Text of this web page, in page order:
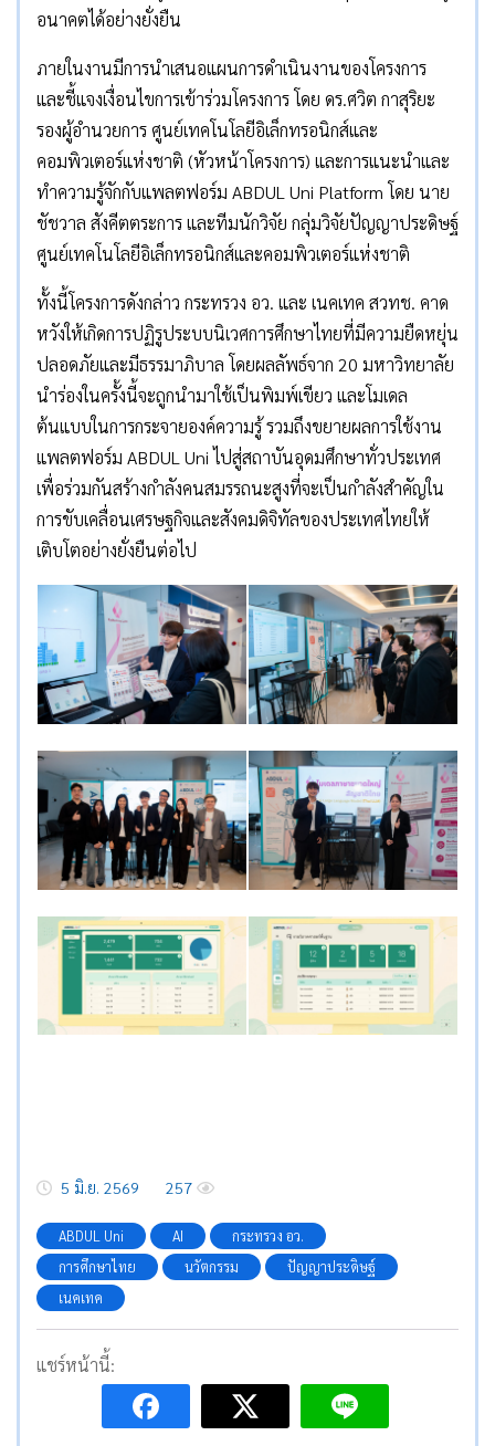
อนาคตได้อย่างยั่งยืน
ภายในงานมีการนำเสนอแผนการดำเนินงานของโครงการ
และชี้แจงเงื่อนไขการเข้าร่วมโครงการ โดย ดร.ศวิต กาสุริยะ
รองผู้อำนวยการ ศูนย์เทคโนโลยีอิเล็กทรอนิกส์และ
คอมพิวเตอร์แห่งชาติ (หัวหน้าโครงการ) และการแนะนำและ
ทำความรู้จักกับแพลตฟอร์ม ABDUL Uni Platform โดย นาย
ชัชวาล สังคีตตระการ และทีมนักวิจัย กลุ่มวิจัยปัญญาประดิษฐ์
ศูนย์เทคโนโลยีอิเล็กทรอนิกส์และคอมพิวเตอร์แห่งชาติ
ทั้งนี้โครงการดังกล่าว กระทรวง อว. และ เนคเทค สวทช. คาด
หวังให้เกิดการปฏิรูประบบนิเวศการศึกษาไทยที่มีความยืดหยุ่น
ปลอดภัยและมีธรรมาภิบาล โดยผลลัพธ์จาก 20 มหาวิทยาลัย
นำร่องในครั้งนี้จะถูกนำมาใช้เป็นพิมพ์เขียว และโมเดล
ต้นแบบในการกระจายองค์ความรู้ รวมถึงขยายผลการใช้งาน
แพลตฟอร์ม ABDUL Uni ไปสู่สถาบันอุดมศึกษาทั่วประเทศ
เพื่อร่วมกันสร้างกำลังคนสมรรถนะสูงที่จะเป็นกำลังสำคัญใน
การขับเคลื่อนเศรษฐกิจและสังคมดิจิทัลของประเทศไทยให้
เติบโตอย่างยั่งยืนต่อไป
5 มิ.ย. 2569 257
ABDUL Uni AI
กระทรวง อว.
การศึกษาไทย
นวัตกรรม
ปัญญาประดิษฐ์
เนคเทค
แชร์หน้านี้: